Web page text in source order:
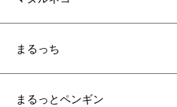
まるっち
まるっとペンギン